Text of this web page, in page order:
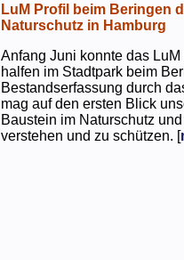
LuM Profil beim Beringen
Naturschutz in Hamburg
Anfang Juni konnte das
halfen im Stadtpark beim
Bestandserfassung durch
mag auf den ersten Blick
Baustein im Naturschutz
verstehen und zu schützen. [